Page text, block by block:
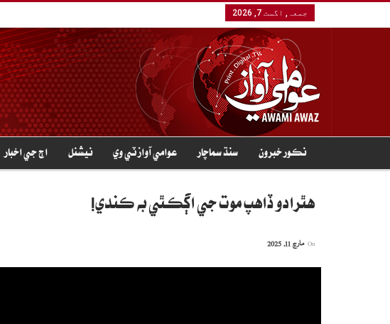
جمعہ, اگست 7, 2026
نڪور خبرون سنڌ سماچار عوامي آواز ٽي وي نيشنل اڄ جي اخبار
هٿرادو ڏاهپ موت جي اڳڪٿي به ڪندي!
مارچ 11, 2025